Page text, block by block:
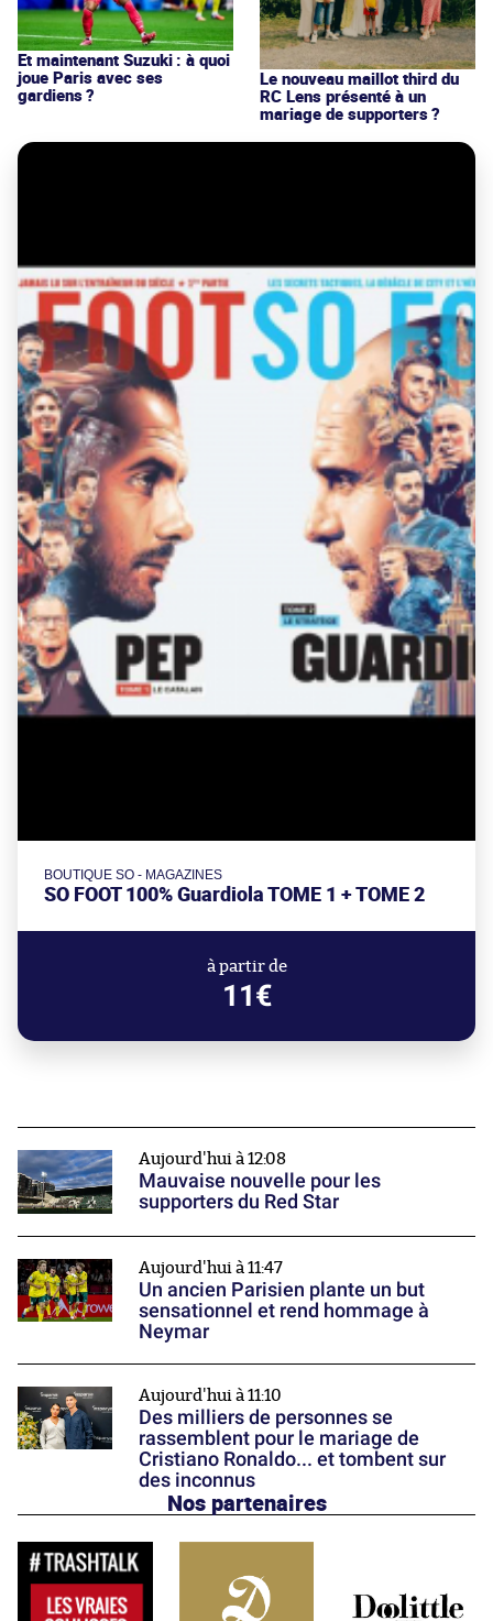
Et maintenant Suzuki : à quoi
joue Paris avec ses
gardiens ?
Le nouveau maillot third du
RC Lens présenté à un
mariage de supporters ?
BOUTIQUE SO - MAGAZINES
SO FOOT 100% Guardiola TOME 1 + TOME 2
à partir de
11€
Aujourd'hui à 12:08
Mauvaise nouvelle pour les
supporters du Red Star
Aujourd'hui à 11:47
Un ancien Parisien plante un but
sensationnel et rend hommage à
Neymar
Aujourd'hui à 11:10
Des milliers de personnes se
rassemblent pour le mariage de
Cristiano Ronaldo... et tombent sur
des inconnus
Nos partenaires